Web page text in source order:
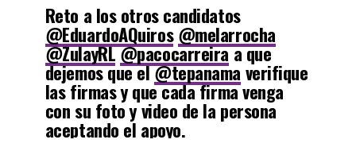
— Samantha Acrich (@samacrich)October 17, 2022
Reto a los otros candidatos
@EduardoAQuiros @melarrocha
@ZulayRL@pacocarreiraa que
dejemos que el@tepanama verifique
las firmas y que cada firma venga
con su foto y video de la persona
aceptando el apoyo.